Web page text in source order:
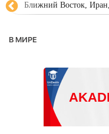
Ближний Восток,
В МИРЕ